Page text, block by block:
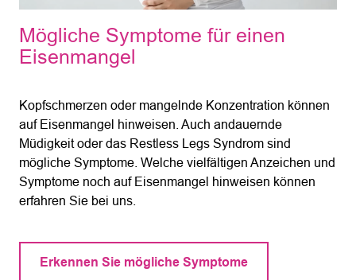
Mögliche Symptome für einen
Eisenmangel
Kopfschmerzen oder mangelnde Konzentration können
auf Eisenmangel hinweisen. Auch andauernde
Müdigkeit oder das Restless Legs Syndrom sind
mögliche Symptome. Welche vielfältigen Anzeichen und
Symptome noch auf Eisenmangel hinweisen können
erfahren Sie bei uns.
Erkennen Sie mögliche Symptome